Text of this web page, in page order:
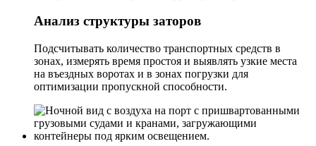
Анализ структуры заторов
Подсчитывать количество транспортных средств в
зонах, измерять время простоя и выявлять узкие места
на въездных воротах и ​​в зонах погрузки для
оптимизации пропускной способности.